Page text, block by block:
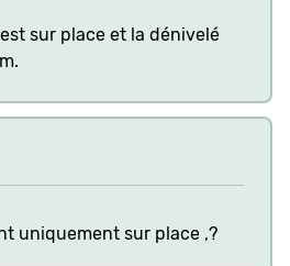
sur place et la dénivelé
uniquement sur place ,?